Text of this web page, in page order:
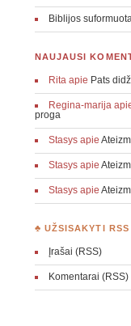
Biblijos
NAUJAUSI
Ritaapie Pats
Regina-marija
proga
Stasysapie
Stasysapie
Stasysapie
♣ UŽSISAKYTI
Įrašai (RSS)
Komentarai (RSS)